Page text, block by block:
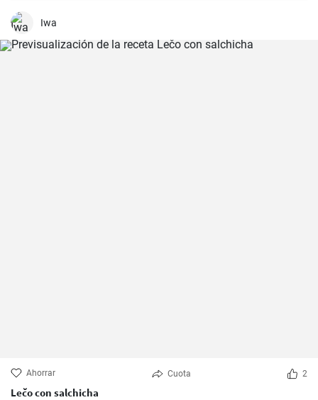
patatas. Esta receta es ideal para ocasiones especiales y también
es un delicioso plato reconfortante en los días más fríos.
Iwa
Ahorrar Cuota 2
Lečo con salchicha